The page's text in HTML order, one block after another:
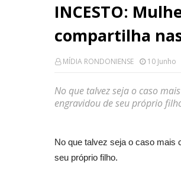
INCESTO:
compartilha
MÍDIA RONDONIENSE 10 Junho
No que talvez seja o caso
engravidou de seu próprio
No que talvez seja o caso mais
seu próprio filho.